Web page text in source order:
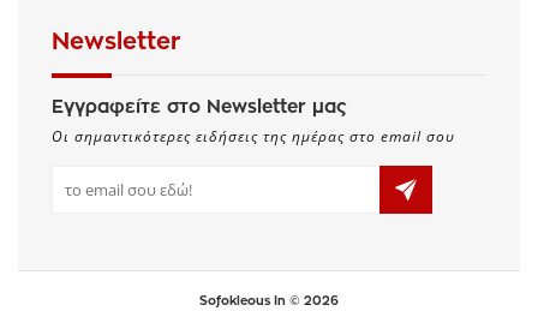
Newsletter
Εγγραφείτε στο Newsletter μας
Οι σημαντικότερες ειδήσεις της ημέρας στο email σου